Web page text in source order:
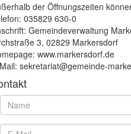
der Öffnungszeiten
035829 630-0
Gemeindeverwaltung
3, 02829 Markersdorf
www.markersdorf.de
sekretariat@gemeinde-